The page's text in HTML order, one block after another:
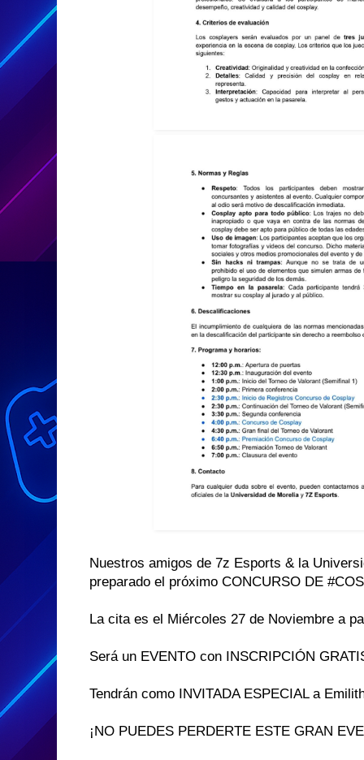
Nuestros amigos de 7z Esports & la
preparado el próximo CONCURSO DE
La cita es el Miércoles 27 de Noviembre a
Será un EVENTO con INSCRIPCIÓN
Tendrán como INVITADA ESPECIAL a
¡NO PUEDES PERDERTE ESTE GRAN